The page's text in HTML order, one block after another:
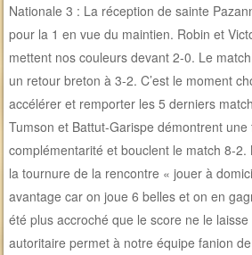
Nationale 3 : La réception de sainte
pour la 1 en vue du maintien. Robin et
mettent nos couleurs devant 2-0. Le
un retour breton à 3-2. C’est le moment
accélérer et remporter les 5 derniers
Tumson et Battut-Garispe démontrent
complémentarité et bouclent le match 8-2.
la tournure de la rencontre « jouer à
avantage car on joue 6 belles et on en
été plus accroché que le score ne le
autoritaire permet à notre équipe fanion